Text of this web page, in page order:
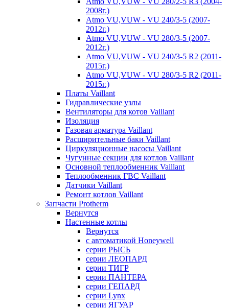
2008г.)
Atmo VU,VUW - VU 240/3-5 (2007-
2012г.)
Atmo VU,VUW - VU 280/3-5 (2007-
2012г.)
Atmo VU,VUW - VU 240/3-5 R2 (2011-
2015г.)
Atmo VU,VUW - VU 280/3-5 R2 (2011-
2015г.)
Платы Vaillant
Гидравлические узлы
Вентиляторы для котов Vaillant
Изоляция
Газовая арматура Vaillant
Расширительные баки Vaillant
Циркуляционные насосы Vaillant
Чугунные секции для котлов Vaillant
Основной теплообменник Vaillant
Теплообменник ГВС Vaillant
Датчики Vaillant
Ремонт котлов Vaillant
Запчасти Protherm
Вернутся
Настенные котлы
Вернутся
с автоматикой Honeywell
серии РЫСЬ
серии ЛЕОПАРД
серии ТИГР
серии ПАНТЕРА
серии ГЕПАРД
серии Lynx
серии ЯГУАР